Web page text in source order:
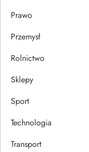
Prawo
Przemysł
Rolnictwo
Sklepy
Sport
Technologia
Transport